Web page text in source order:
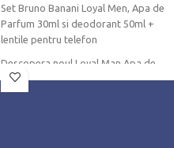
Set Bruno Banani Loyal Men, Apa de
Parfum 30ml si deodorant 50ml +
lentile pentru telefon
Descopera noul Loyal Man Apa de
Parfum, un parfum neobisnuit si
elegant de la marca de parfum